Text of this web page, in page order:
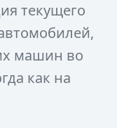
текущего
машин во
как на